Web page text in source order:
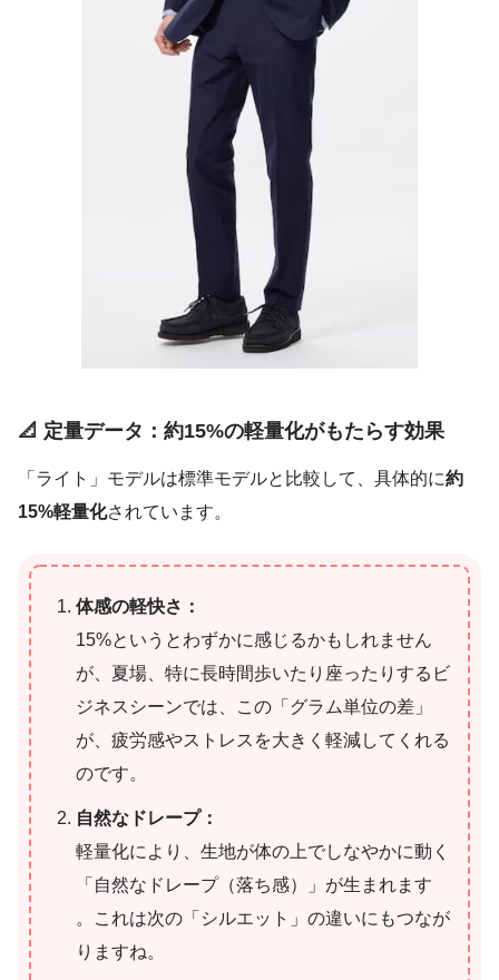
📐 定量データ：約15%の軽量化がもたらす効果
「ライト」モデルは標準モデルと比較して、具体的に約
15%軽量化されています。
体感の軽快さ：
15%というとわずかに感じるかもしれません
が、夏場、特に長時間歩いたり座ったりするビ
ジネスシーンでは、この「グラム単位の差」
が、疲労感やストレスを大きく軽減してくれる
のです。
自然なドレープ：
軽量化により、生地が体の上でしなやかに動く
「自然なドレープ（落ち感）」が生まれます
。これは次の「シルエット」の違いにもつなが
りますね。